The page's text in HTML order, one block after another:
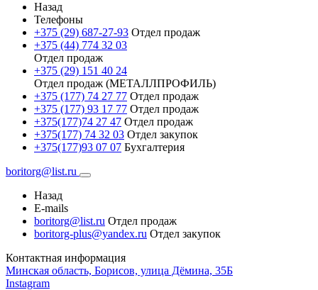
Назад
Телефоны
+375 (29) 687-27-93 Отдел продаж
+375 (44) 774 32 03
Отдел продаж
+375 (29) 151 40 24
Отдел продаж (МЕТАЛЛПРОФИЛЬ)
+375 (177) 74 27 77 Отдел продаж
+375 (177) 93 17 77 Отдел продаж
+375(177)74 27 47 Отдел продаж
+375(177) 74 32 03 Отдел закупок
+375(177)93 07 07 Бухгалтерия
boritorg@list.ru
Назад
E-mails
boritorg@list.ru Отдел продаж
boritorg-plus@yandex.ru Отдел закупок
Контактная информация
Минская область, Борисов, улица Дёмина, 35Б
Instagram